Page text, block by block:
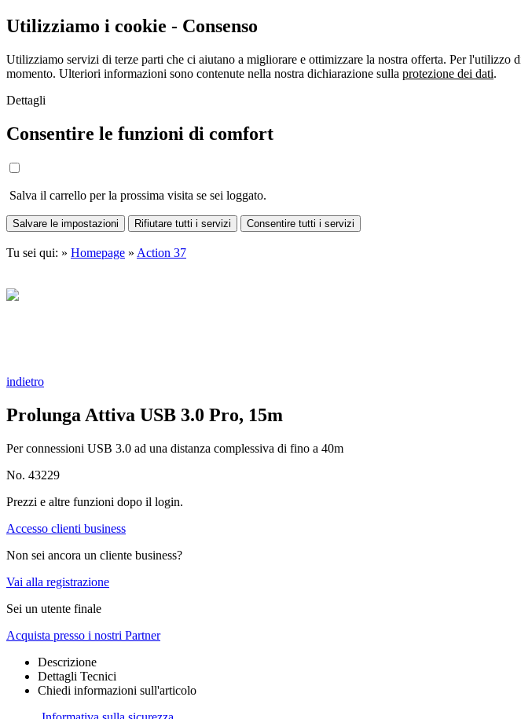
Utilizziamo i cookie - Consenso
Utilizziamo servizi di terze parti che ci aiutano a migliorare e ottimizzare la nostra offerta. Per l'utilizzo
momento. Ulteriori informazioni sono contenute nella nostra dichiarazione sulla protezione dei dati.
Dettagli
Consentire le funzioni di comfort
Salva il carrello per la prossima visita se sei loggato.
Salvare le impostazioni Rifiutare tutti i servizi Consentire tutti i servizi
Tu sei qui: » Homepage » Action 37
indietro
Prolunga Attiva USB 3.0 Pro, 15m
Per connessioni USB 3.0 ad una distanza complessiva di fino a 40m
No. 43229
Prezzi e altre funzioni dopo il login.
Accesso clienti business
Non sei ancora un cliente business?
Vai alla registrazione
Sei un utente finale
Acquista presso i nostri Partner
Descrizione
Dettagli Tecnici
Chiedi informazioni sull'articolo